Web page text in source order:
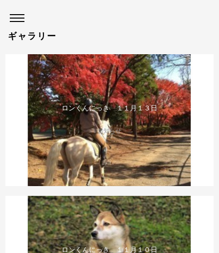
ギャラリー
ロンくんにっき １１月１３日
お知らせ
ロンくんにっき １１月１０日